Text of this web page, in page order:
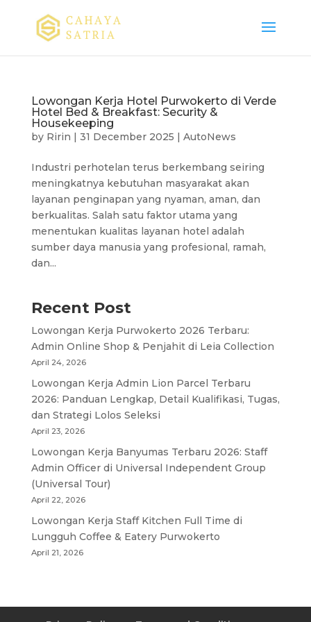
Lowongan Kerja Hotel Purwokerto di Verde
Hotel Bed & Breakfast: Security &
Housekeeping
by Ririn | 31 December 2025 | AutoNews
Industri perhotelan terus berkembang seiring
meningkatnya kebutuhan masyarakat akan
layanan penginapan yang nyaman, aman, dan
berkualitas. Salah satu faktor utama yang
menentukan kualitas layanan hotel adalah
sumber daya manusia yang profesional, ramah,
dan...
Recent Post
Lowongan Kerja Purwokerto 2026 Terbaru:
Admin Online Shop & Penjahit di Leia Collection
April 24, 2026
Lowongan Kerja Admin Lion Parcel Terbaru
2026: Panduan Lengkap, Detail Kualifikasi, Tugas,
dan Strategi Lolos Seleksi
April 23, 2026
Lowongan Kerja Banyumas Terbaru 2026: Staff
Admin Officer di Universal Independent Group
(Universal Tour)
April 22, 2026
Lowongan Kerja Staff Kitchen Full Time di
Lungguh Coffee & Eatery Purwokerto
April 21, 2026